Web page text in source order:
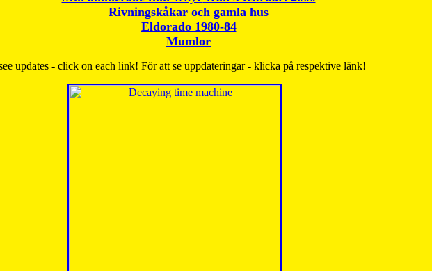
Rivningskåkar och gamla hus
Eldorado 1980-84
Mumlor
updates - click on each link! För att se uppdateringar - klicka på respektive länk!